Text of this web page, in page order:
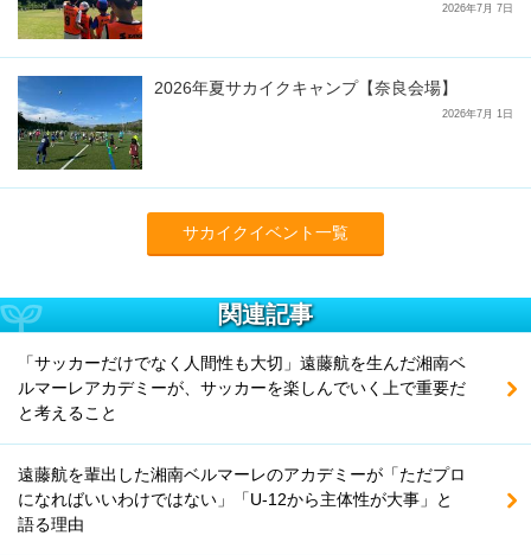
2026年7月 7日
2026年夏サカイクキャンプ【奈良会場】
2026年7月 1日
サカイクイベント一覧
関連記事
「サッカーだけでなく人間性も大切」遠藤航を生んだ湘南ベ
ルマーレアカデミーが、サッカーを楽しんでいく上で重要だ
と考えること
遠藤航を輩出した湘南ベルマーレのアカデミーが「ただプロ
になればいいわけではない」「U-12から主体性が大事」と
語る理由